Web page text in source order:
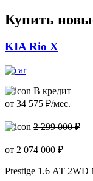
Купить
KIA Rio X
В кредит
от 34 575 ₽/мес.
2 299 000 ₽
от 2 074 000 ₽
Prestige 1.6 АТ 2WD